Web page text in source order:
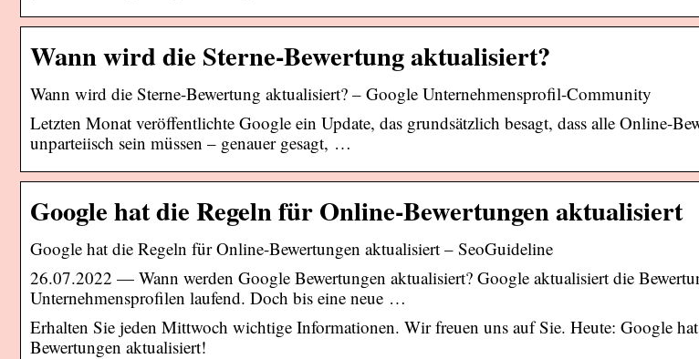
Wann wird die Sterne-Bewertung aktualisiert?
Wann wird die Sterne-Bewertung aktualisiert? – Google Unternehmensprofil-Community
Letzten Monat veröffentlichte Google ein Update, das grundsätzlich besagt, dass alle Online-
unparteiisch sein müssen – genauer gesagt, …
Google hat die Regeln für Online-Bewertungen aktualisiert
Google hat die Regeln für Online-Bewertungen aktualisiert – SeoGuideline
26.07.2022 — Wann werden Google Bewertungen aktualisiert? Google aktualisiert die
Unternehmensprofilen laufend. Doch bis eine neue …
Erhalten Sie jeden Mittwoch wichtige Informationen. Wir freuen uns auf Sie. Heute: Google
Bewertungen aktualisiert!